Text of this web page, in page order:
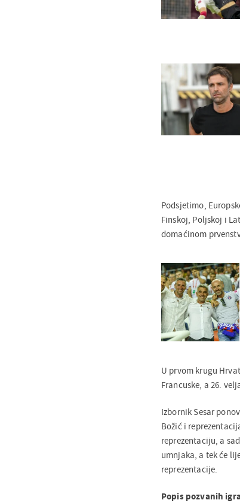
Podsjetimo,
Finskoj, Poljskoj i
domaćinom
U prvom krugu
Francuske, a 26.
Izbornik Sesar
Božić i
reprezentaciju, a
umnjaka, a tek će
reprezentacije.
Popis pozvanih